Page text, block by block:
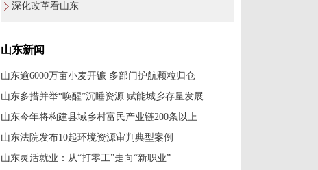
深化改革看山东
山东新闻
山东逾6000万亩小麦开镰 多部门护航颗粒归仓
山东多措并举“唤醒”沉睡资源 赋能城乡存量发展
山东今年将构建县域乡村富民产业链200条以上
山东法院发布10起环境资源审判典型案例
山东灵活就业：从“打零工”走向“新职业”